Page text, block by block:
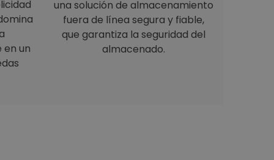
un
una solución de almacenamiento
fuera de línea segura y fiable,
que garantiza la seguridad del
almacenado.